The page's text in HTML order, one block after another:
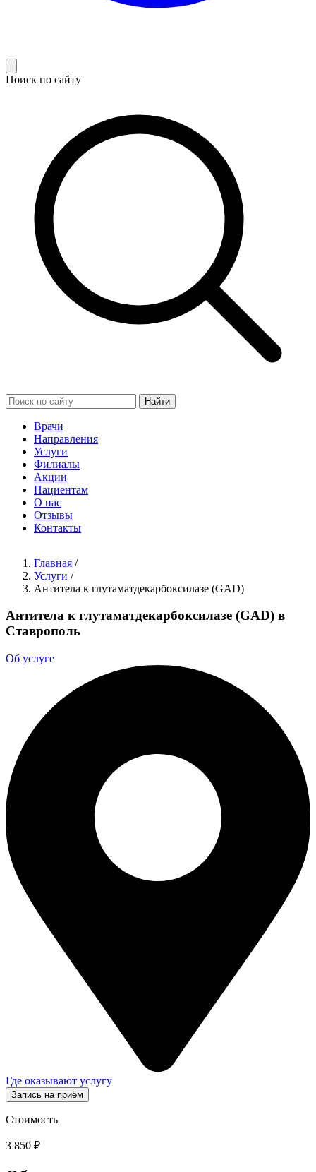
Поиск по сайту
Найти
Врачи
Направления
Услуги
Филиалы
Акции
Пациентам
О нас
Отзывы
Контакты
Главная /
Услуги /
Антитела к глутаматдекарбоксилазе (GAD)
Антитела к глутаматдекарбоксилазе (GAD) в
Ставрополь
Об услуге
Где оказывают услугу
Запись на приём
Стоимость
3 850 ₽